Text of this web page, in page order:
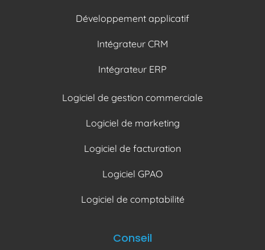
Développement applicatif
Intégrateur CRM
Intégrateur ERP
Logiciel de gestion commerciale
Logiciel de marketing
Logiciel de facturation
Logiciel GPAO
Logiciel de comptabilité
Conseil